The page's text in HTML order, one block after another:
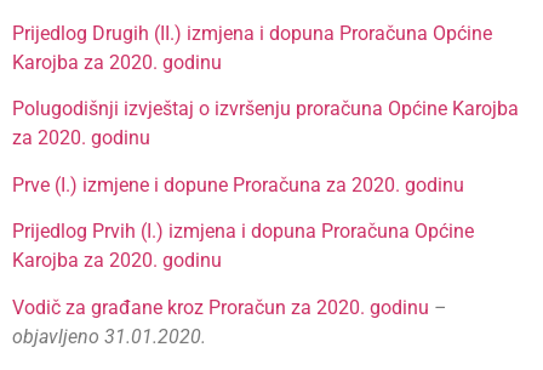
Prijedlog Drugih (II.) izmjena i dopuna Proračuna Općine
Karojba za 2020. godinu
Polugodišnji izvještaj o izvršenju proračuna Općine Karojba
za 2020. godinu
Prve (I.) izmjene i dopune Proračuna za 2020. godinu
Prijedlog Prvih (I.) izmjena i dopuna Proračuna Općine
Karojba za 2020. godinu
Vodič za građane kroz Proračun za 2020. godinu –
objavljeno 31.01.2020.